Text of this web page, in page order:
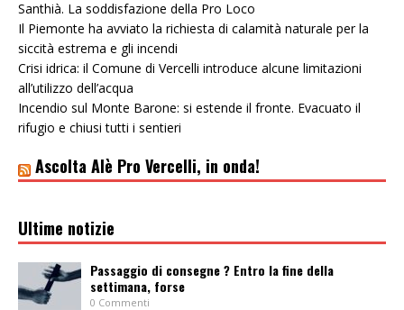
Santhià. La soddisfazione della Pro Loco
Il Piemonte ha avviato la richiesta di calamità naturale per la
siccità estrema e gli incendi
Crisi idrica: il Comune di Vercelli introduce alcune limitazioni
all’utilizzo dell’acqua
Incendio sul Monte Barone: si estende il fronte. Evacuato il
rifugio e chiusi tutti i sentieri
Ascolta Alè Pro Vercelli, in onda!
Ultime notizie
Passaggio di consegne ? Entro la fine della
settimana, forse
0 Commenti